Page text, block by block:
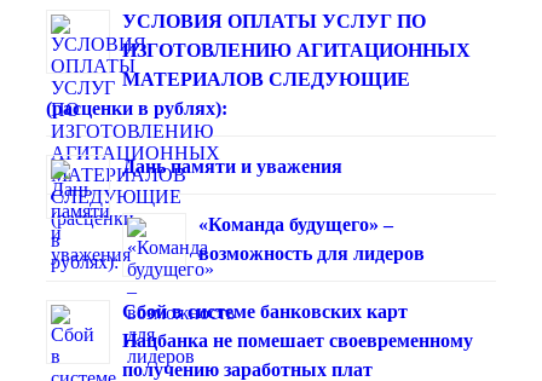
УСЛОВИЯ ОПЛАТЫ УСЛУГ ПО
ИЗГОТОВЛЕНИЮ АГИТАЦИОННЫХ
МАТЕРИАЛОВ СЛЕДУЮЩИЕ
(расценки в рублях):
Дань памяти и уважения
«Команда будущего» –
возможность для лидеров
Сбой в системе банковских карт
Нацбанка не помешает своевременному
получению заработных плат